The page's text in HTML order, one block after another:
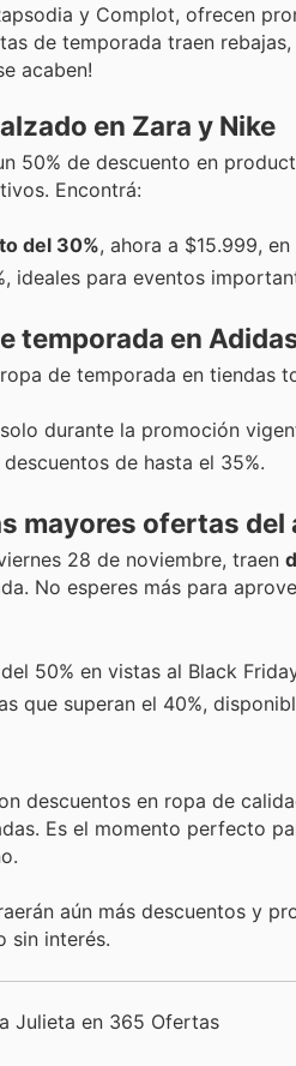
y Complot, ofrecen
de temporada traen
acaben!
en Zara y Nike
50% de descuento en
Encontrá:
del 30%, ahora a $15.999,
ideales para eventos
temporada en
de temporada en tiendas
durante la promoción
de hasta el 35%.
mayores ofertas del
28 de noviembre, traen
No esperes más para
50% en vistas al Black
que superan el 40%,
descuentos en ropa de
Es el momento perfecto
aún más descuentos y
sin interés.
Julieta en 365 Ofertas